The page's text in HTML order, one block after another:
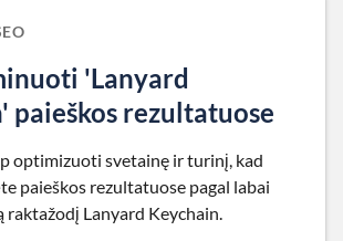
'Lanyard
paieškos rezultatuose
optimizuoti svetainę ir turinį, kad
paieškos rezultatuose pagal labai
raktažodį Lanyard Keychain.